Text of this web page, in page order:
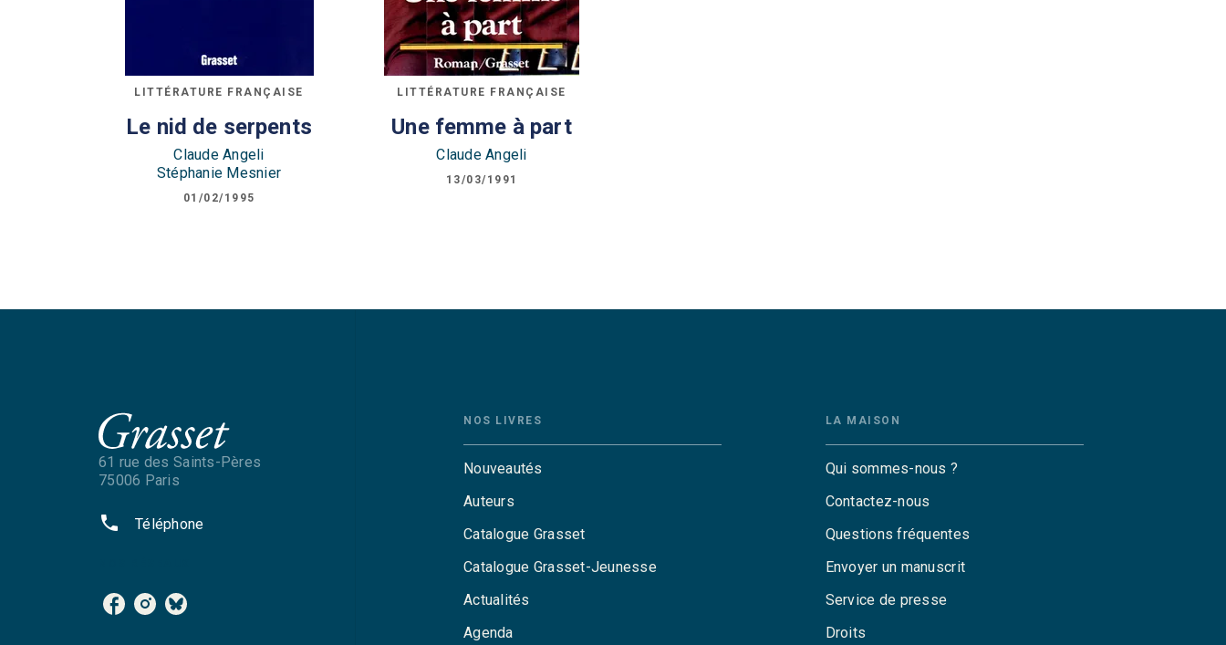
LITTÉRATURE FRANÇAISE
Le nid de serpents
Claude Angeli
Stéphanie Mesnier
01/02/1995
LITTÉRATURE FRANÇAISE
Une femme à part
Claude Angeli
13/03/1991
61 rue des Saints-Pères
75006 Paris
phone Téléphone
NOS LIVRES
Nouveautés
Auteurs
Catalogue Grasset
Catalogue Grasset-Jeunesse
Actualités
Agenda
LA MAISON
Qui sommes-nous ?
Contactez-nous
Questions fréquentes
Envoyer un manuscrit
Service de presse
Droits